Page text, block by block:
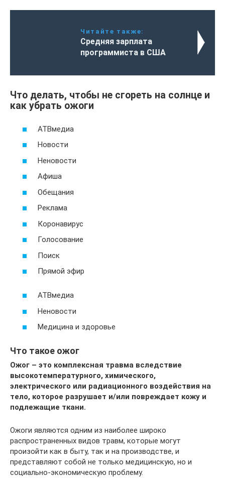
Читайте также:
Средняя зарплата
программиста в США
Что делать, чтобы не сгореть на солнце и
как убрать ожоги
АТВмедиа
Новости
Неновости
Афиша
Обещания
Реклама
Коронавирус
Голосование
Поиск
Прямой эфир
АТВмедиа
Неновости
Медицина и здоровье
Что такое ожог
Ожог – это комплексная травма вследствие
высокотемпературного, химического,
электрического или радиационного воздействия на
тело, которое разрушает и/или повреждает кожу и
подлежащие ткани.
Ожоги являются одним из наиболее широко
распространенных видов травм, которые могут
произойти как в быту, так и на производстве, и
представляют собой не только медицинскую, но и
социально-экономическую проблему.